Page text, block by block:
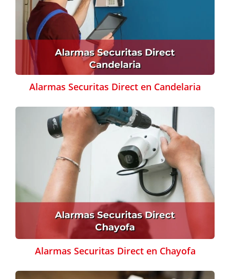
Alarmas Securitas Direct en Candelaria
Alarmas Securitas Direct en Chayofa